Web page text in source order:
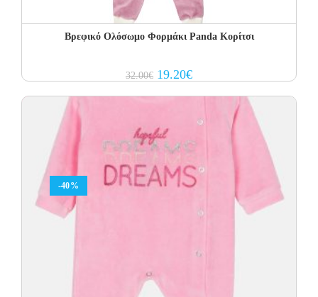
Βρεφικό Ολόσωμο Φορμάκι Panda Κορίτσι
32.00€ Original
price
19.20€Current
price
-40%